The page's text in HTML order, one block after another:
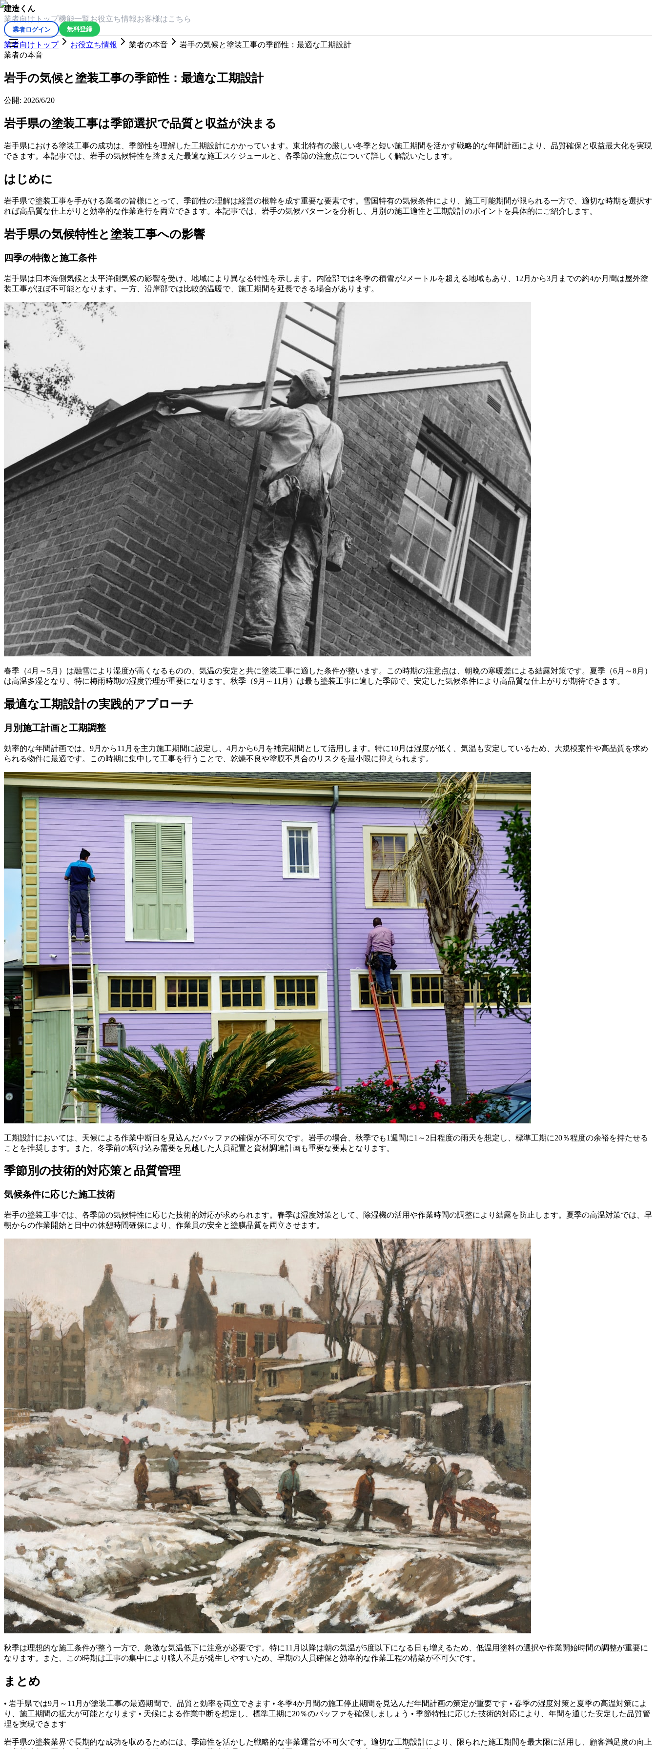
建造くん
業者向けトップ機能一覧お役立ち情報 お客様はこちら
業者ログイン 無料登録
業者向けトップ お役立ち情報 業者の本音
岩手の気候と塗装工事の季節性：最適な工期設計
業者の本音
岩手の気候と塗装工事の季節性：最適な工期設計
公開: 2026/6/20
岩手県の塗装工事は季節選択で品質と収益が決まる
岩手県における塗装工事の成功は、季節性を理解した工期設計にかかっています。東北特有の厳しい冬季と短い施工期間を活かす戦略的な年間計画により、品質確保と収益最大化を実現
できます。本記事では、岩手の気候特性を踏まえた最適な施工スケジュールと、各季節の注意点について詳しく解説いたします。
はじめに
岩手県で塗装工事を手がける業者の皆様にとって、季節性の理解は経営の根幹を成す重要な要素です。雪国特有の気候条件により、施工可能期間が限られる一方で、適切な時期を選択す
れば高品質な仕上がりと効率的な作業進行を両立できます。本記事では、岩手の気候パターンを分析し、月別の施工適性と工期設計のポイントを具体的にご紹介します。
岩手県の気候特性と塗装工事への影響
四季の特徴と施工条件
岩手県は日本海側気候と太平洋側気候の影響を受け、地域により異なる特性を示します。内陸部では冬季の積雪が2メートルを超える地域もあり、12月から3月までの約4か月間は屋外塗
装工事がほぼ不可能となります。一方、沿岸部では比較的温暖で、施工期間を延長できる場合があります。
春季（4月～5月）は融雪により湿度が高くなるものの、気温の安定と共に塗装工事に適した条件が整います。この時期の注意点は、朝晩の寒暖差による結露対策です。夏季（6月～8月）
は高温多湿となり、特に梅雨時期の湿度管理が重要になります。秋季（9月～11月）は最も塗装工事に適した季節で、安定した気候条件により高品質な仕上がりが期待できます。
最適な工期設計の実践的アプローチ
月別施工計画と工期調整
効率的な年間計画では、9月から11月を主力施工期間に設定し、4月から6月を補完期間として活用します。特に10月は湿度が低く、気温も安定しているため、大規模案件や高品質を求め
られる物件に最適です。この時期に集中して工事を行うことで、乾燥不良や塗膜不具合のリスクを最小限に抑えられます。
工期設計においては、天候による作業中断日を見込んだバッファの確保が不可欠です。岩手の場合、秋季でも1週間に1～2日程度の雨天を想定し、標準工期に20％程度の余裕を持たせる
ことを推奨します。また、冬季前の駆け込み需要を見越した人員配置と資材調達計画も重要な要素となります。
季節別の技術的対応策と品質管理
気候条件に応じた施工技術
岩手の塗装工事では、各季節の気候特性に応じた技術的対応が求められます。春季は湿度対策として、除湿機の活用や作業時間の調整により結露を防止します。夏季の高温対策では、早
朝からの作業開始と日中の休憩時間確保により、作業員の安全と塗膜品質を両立させます。
秋季は理想的な施工条件が整う一方で、急激な気温低下に注意が必要です。特に11月以降は朝の気温が5度以下になる日も増えるため、低温用塗料の選択や作業開始時間の調整が重要に
なります。また、この時期は工事の集中により職人不足が発生しやすいため、早期の人員確保と効率的な作業工程の構築が不可欠です。
まとめ
• 岩手県では9月～11月が塗装工事の最適期間で、品質と効率を両立できます • 冬季4か月間の施工停止期間を見込んだ年間計画の策定が重要です • 春季の湿度対策と夏季の高温対策によ
り、施工期間の拡大が可能となります • 天候による作業中断を想定し、標準工期に20％のバッファを確保しましょう • 季節特性に応じた技術的対応により、年間を通じた安定した品質管
理を実現できます
岩手県の塗装業界で長期的な成功を収めるためには、季節性を活かした戦略的な事業運営が不可欠です。適切な工期設計により、限られた施工期間を最大限に活用し、顧客満足度の向上